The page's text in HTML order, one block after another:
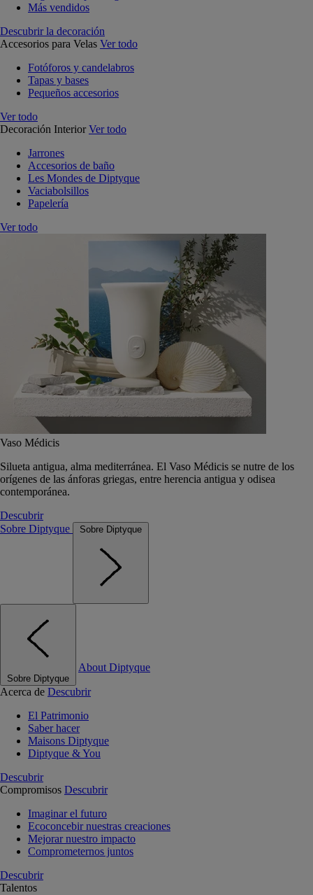
Más vendidos
Descubrir la decoración
Accesorios para Velas Ver todo
Fotóforos y candelabros
Tapas y bases
Pequeños accesorios
Ver todo
Decoración Interior Ver todo
Jarrones
Accesorios de baño
Les Mondes de Diptyque
Vaciabolsillos
Papelería
Ver todo
Vaso Médicis
Silueta antigua, alma mediterránea. El Vaso Médicis se nutre de los
orígenes de las ánforas griegas, entre herencia antigua y odisea
contemporánea.
Descubrir
Sobre Diptyque
Sobre Diptyque
Sobre Diptyque
About Diptyque
Acerca de Descubrir
El Patrimonio
Saber hacer
Maisons Diptyque
Diptyque & You
Descubrir
Compromisos Descubrir
Imaginar el futuro
Ecoconcebir nuestras creaciones
Mejorar nuestro impacto
Comprometernos juntos
Descubrir
Talentos